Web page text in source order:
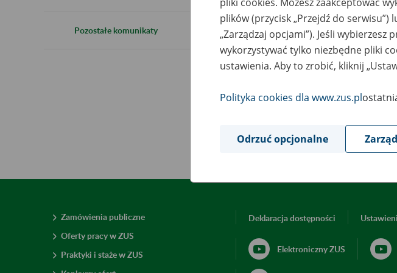
Pozostałe komunikaty 18 April
Informujemy, że komunikacja
Powrót do listy
Zamówienia publiczne
Oferty pracy w ZUS
Praktyki i staże w ZUS
Deklaracja dostępności
Elektroniczny ZUS
plików (przycisk „Przejdź do
„Zarządzaj opcjami”). Jeśli wybierzesz
wykorzystywać tylko niezbędne pliki
ustawienia. Aby to zrobić, kliknij
Polityka cookies dla www.zus.pl
Odrzuć opcjonalne